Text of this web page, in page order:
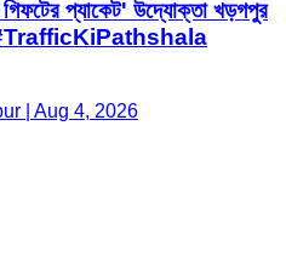
প্যাকেট' উদ্যোক্তা খড়গপুর
| Aug 4, 2026